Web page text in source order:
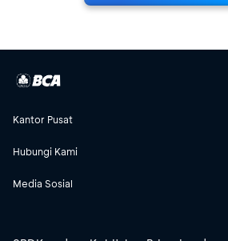
Kantor Pusat
Hubungi Kami
Media Sosial